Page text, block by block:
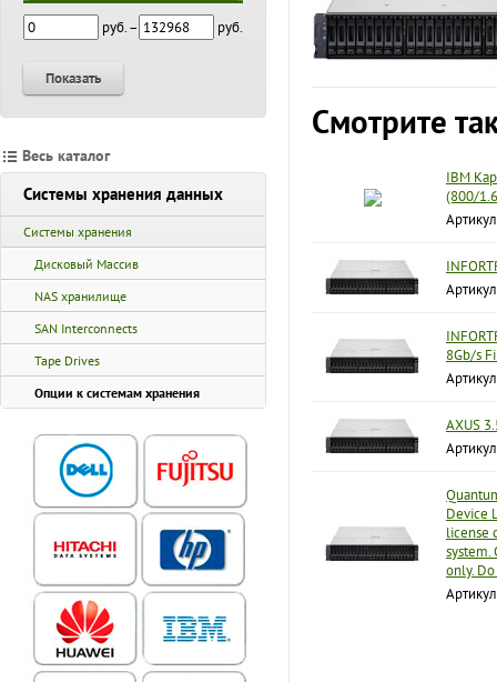
руб. – руб.
Показать
Весь каталог
Системы хранения данных
Системы хранения
Дисковый Массив
NAS хранилище
SAN Interconnects
Tape Drives
Опции к системам хранения
Смотрите
IBM
(800/
8Gb/s
AXUS
Device
license
system.
only.